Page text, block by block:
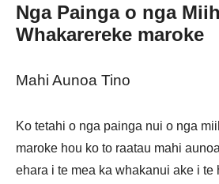
Nga Painga o nga
Whakarereke maroke
Mahi Aunoa Tino
Ko tetahi o nga painga nui o nga
maroke hou ko to raatau mahi
ehara i te mea ka whakanui ake i te